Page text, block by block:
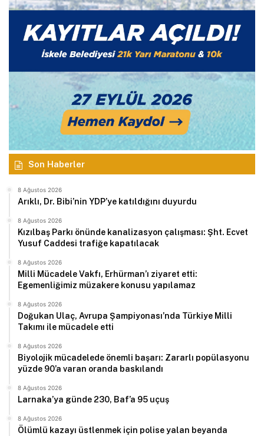
Son Haberler
8 Ağustos 2026
Arıklı, Dr. Bibi’nin YDP’ye katıldığını duyurdu
8 Ağustos 2026
Kızılbaş Parkı önünde kanalizasyon çalışması: Şht. Ecvet
Yusuf Caddesi trafiğe kapatılacak
8 Ağustos 2026
Milli Mücadele Vakfı, Erhürman’ı ziyaret etti:
Egemenliğimiz müzakere konusu yapılamaz
8 Ağustos 2026
Doğukan Ulaç, Avrupa Şampiyonası’nda Türkiye Milli
Takımı ile mücadele etti
8 Ağustos 2026
Biyolojik mücadelede önemli başarı: Zararlı popülasyonu
yüzde 90’a varan oranda baskılandı
8 Ağustos 2026
Larnaka’ya günde 230, Baf’a 95 uçuş
8 Ağustos 2026
Ölümlü kazayı üstlenmek için polise yalan beyanda